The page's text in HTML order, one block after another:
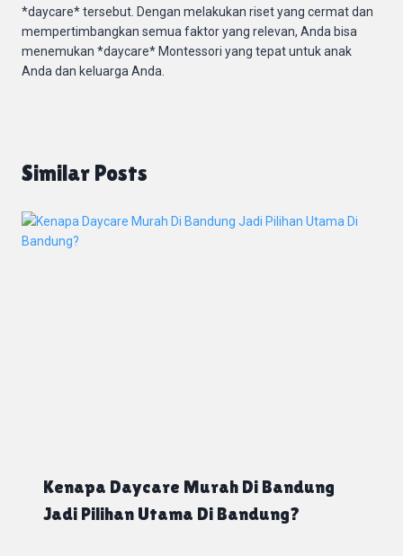
*daycare* tersebut. Dengan melakukan riset yang cermat dan
mempertimbangkan semua faktor yang relevan, Anda bisa
menemukan *daycare* Montessori yang tepat untuk anak
Anda dan keluarga Anda.
Similar Posts
Kenapa Daycare Murah Di Bandung
Jadi Pilihan Utama Di Bandung?